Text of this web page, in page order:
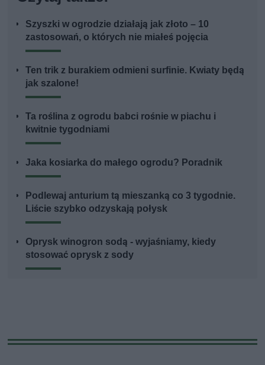
Szyszki w ogrodzie działają jak złoto – 10
zastosowań, o których nie miałeś pojęcia
Ten trik z burakiem odmieni surfinie. Kwiaty będą
jak szalone!
Ta roślina z ogrodu babci rośnie w piachu i
kwitnie tygodniami
Jaka kosiarka do małego ogrodu? Poradnik
Podlewaj anturium tą mieszanką co 3 tygodnie.
Liście szybko odzyskają połysk
Oprysk winogron sodą - wyjaśniamy, kiedy
stosować oprysk z sody